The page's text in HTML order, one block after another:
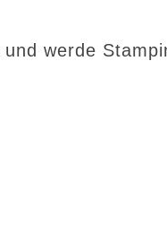
werde